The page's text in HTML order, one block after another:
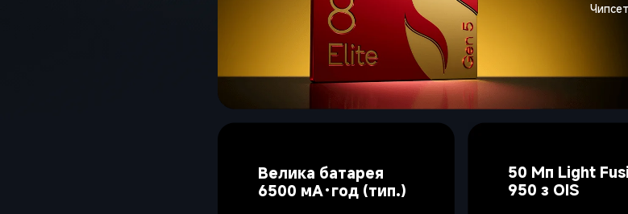
Велика батарея
6500 мА·год (тип.)
50 Мп Light
950 з OIS